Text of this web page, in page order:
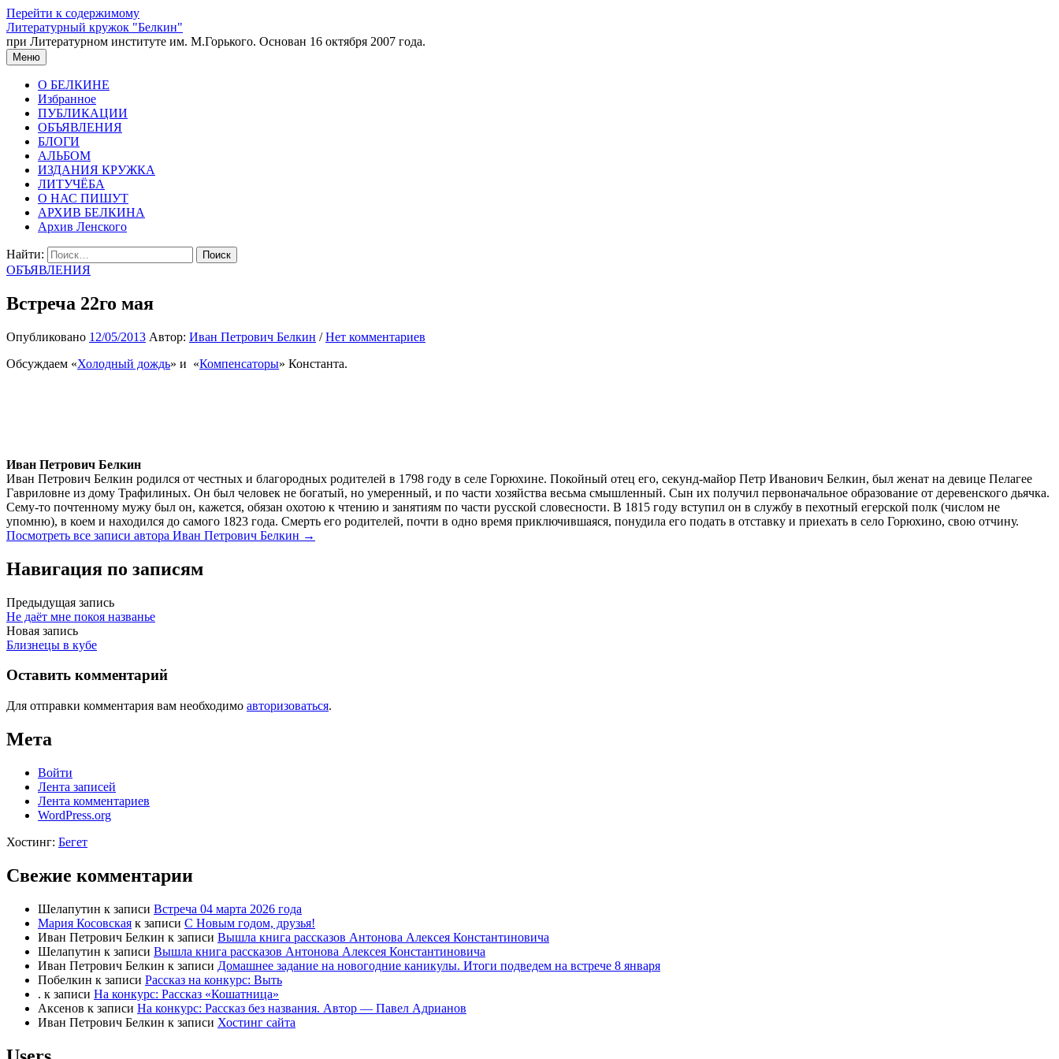
Перейти к содержимому
Литературный кружок "Белкин"
при Литературном институте им. М.Горького. Основан 16 октября 2007 года.
Меню
О БЕЛКИНЕ
Избранное
ПУБЛИКАЦИИ
ОБЪЯВЛЕНИЯ
БЛОГИ
АЛЬБОМ
ИЗДАНИЯ КРУЖКА
ЛИТУЧЁБА
О НАС ПИШУТ
АРХИВ БЕЛКИНА
Архив Ленского
Найти:
ОБЪЯВЛЕНИЯ
Встреча 22го мая
Опубликовано 12/05/2013 Автор: Иван Петрович Белкин /Нет комментариев
Обсуждаем «Холодный дождь» и «Компенсаторы» Константа.
Иван Петрович Белкин
Иван Петрович Белкин родился от честных и благородных родителей в 1798 году в селе Горюхине. Покойный отец его, секунд-майор Петр Иванович Белкин, был женат на девице Пелагее
Гавриловне из дому Трафилиных. Он был человек не богатый, но умеренный, и по части хозяйства весьма смышленный. Сын их получил первоначальное образование от деревенского дьячка.
Сему-то почтенному мужу был он, кажется, обязан охотою к чтению и занятиям по части русской словесности. В 1815 году вступил он в службу в пехотный егерской полк (числом не
упомню), в коем и находился до самого 1823 года. Смерть его родителей, почти в одно время приключившаяся, понудила его подать в отставку и приехать в село Горюхино, свою отчину.
Посмотреть все записи автора Иван Петрович Белкин →
Навигация по записям
Предыдущая запись
Не даёт мне покоя названье
Новая запись
Близнецы в кубе
Оставить комментарий
Для отправки комментария вам необходимо авторизоваться.
Мета
Войти
Лента записей
Лента комментариев
WordPress.org
Хостинг: Бегет
Свежие комментарии
Шелапутин к записи Встреча 04 марта 2026 года
Мария Косовская к записи С Новым годом, друзья!
Иван Петрович Белкин к записи Вышла книга рассказов Антонова Алексея Константиновича
Шелапутин к записи Вышла книга рассказов Антонова Алексея Константиновича
Иван Петрович Белкин к записи Домашнее задание на новогодние каникулы. Итоги подведем на встрече 8 января
Побелкин к записи Рассказ на конкурс: Выть
. к записи На конкурс: Рассказ «Кошатница»
Аксенов к записи На конкурс: Рассказ без названия. Автор — Павел Адрианов
Иван Петрович Белкин к записи Хостинг сайта